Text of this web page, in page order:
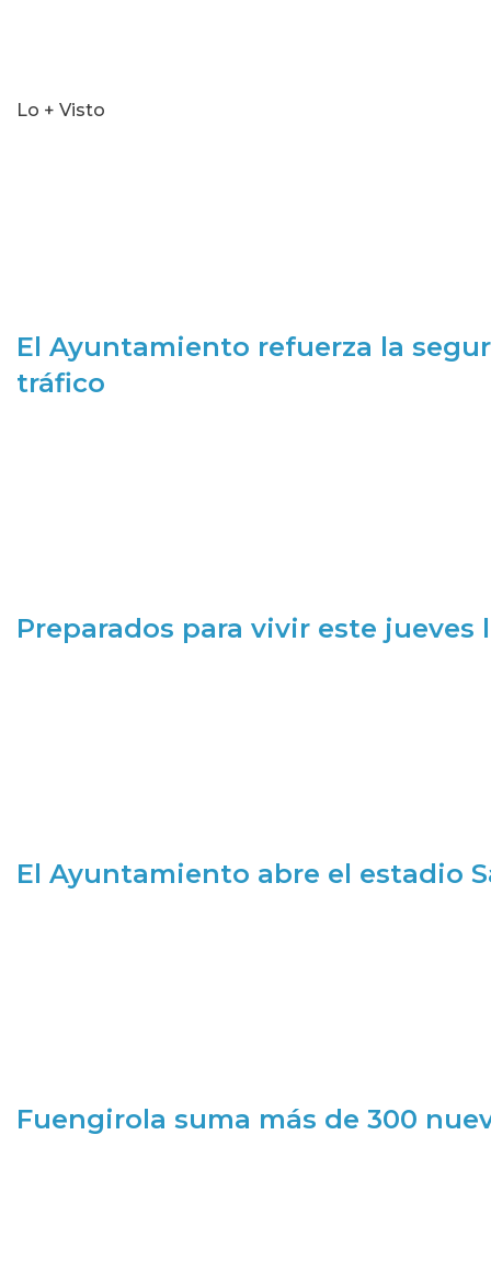
Lo + Visto
El Ayuntamiento refuerza la
tráfico
Preparados para vivir este jueves
El Ayuntamiento abre el estadio
Fuengirola suma más de 300